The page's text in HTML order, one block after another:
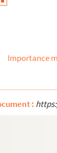
Importance
: